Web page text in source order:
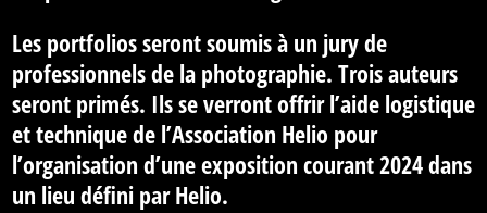
Les portfolios seront soumis à un jury de
professionnels de la photographie. Trois auteurs
seront primés. Ils se verront offrir l’aide logistique
et technique de l’Association Helio pour
l’organisation d’une exposition courant 2024 dans
un lieu défini par Helio.